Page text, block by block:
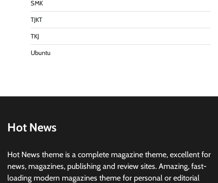
SMK
TJKT
TKJ
Ubuntu
Hot News
Hot News theme is a complete magazine theme, excellent for
news, magazines, publishing and review sites. Amazing, fast-
loading modern magazines theme for personal or editorial